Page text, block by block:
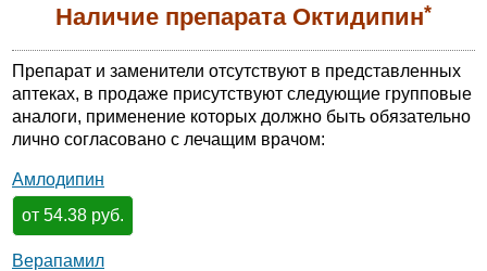
Наличие препарата Октидипин*
Препарат и заменители отсутствуют в представленных
аптеках, в продаже присутствуют следующие групповые
аналоги, применение которых должно быть обязательно
лично согласовано с лечащим врачом:
Амлодипин
от 54.38 руб.
Верапамил